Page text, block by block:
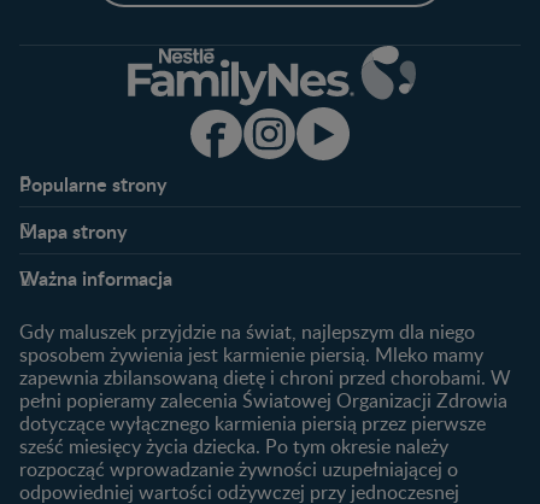
Popularne strony​
Kontakt
FAQ
Produkty
Wyszukiwarka produktów
Nasze marki
Mapa strony​
Plamienie implantacyjne –
Jak zaplanować płeć
dziecka?
Jak rozpoznać dni płodne?
Badania przed ciążą
Planowanie urlopu
macierzyńskiego
1. trymestr ciąży
2. trymestr ciąży
3. trymestr ciąży
Ważna informacja
Gdy maluszek przyjdzie na świat, najlepszym dla niego
sposobem żywienia jest karmienie piersią. Mleko mamy
zapewnia zbilansowaną dietę i chroni przed chorobami. W
pełni popieramy zalecenia Światowej Organizacji Zdrowia
dotyczące wyłącznego karmienia piersią przez pierwsze
sześć miesięcy życia dziecka. Po tym okresie należy
rozpocząć wprowadzanie żywności uzupełniającej o
odpowiedniej wartości odżywczej przy jednoczesnej